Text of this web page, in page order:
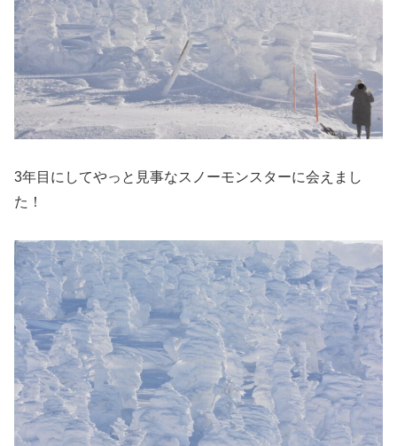
3年目にしてやっと見事なスノーモンスターに会えまし
た！